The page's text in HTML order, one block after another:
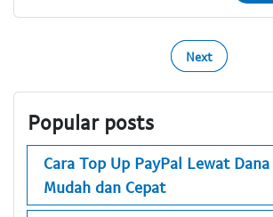
Next
Popular posts
Cara Top Up PayPal Lewat
Mudah dan Cepat